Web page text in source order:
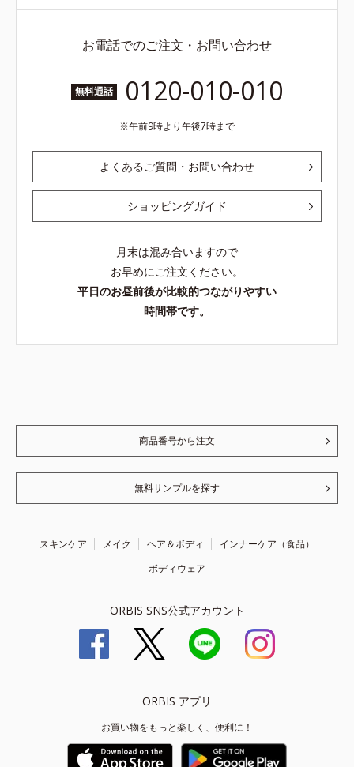
お電話でのご注文・お問い合わせ
無料通話 0120-010-010
午前9時より午後7時まで
よくあるご質問・お問い合わせ
ショッピングガイド
月末は混み合いますので
お早めにご注文ください。
平日のお昼前後が比較的つながりやすい
時間帯です。
商品番号から注文
無料サンプルを探す
スキンケア メイク ヘア＆ボディ
インナーケア（食品）
ボディウェア
ORBIS SNS公式アカウント
ORBIS アプリ
お買い物をもっと楽しく、便利に！